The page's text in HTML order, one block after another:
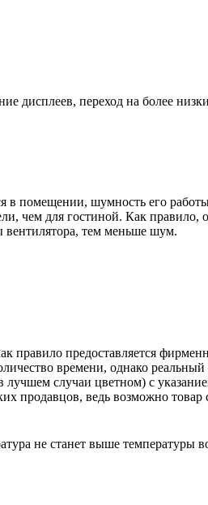
дисплеев, переход на более
в помещении, шумность его
чем для гостиной. Как правило,
тем меньше шум.
правило предоставляется
времени, однако реальный
случаи цветном) с
продавцов, ведь возможно
не станет выше температуры